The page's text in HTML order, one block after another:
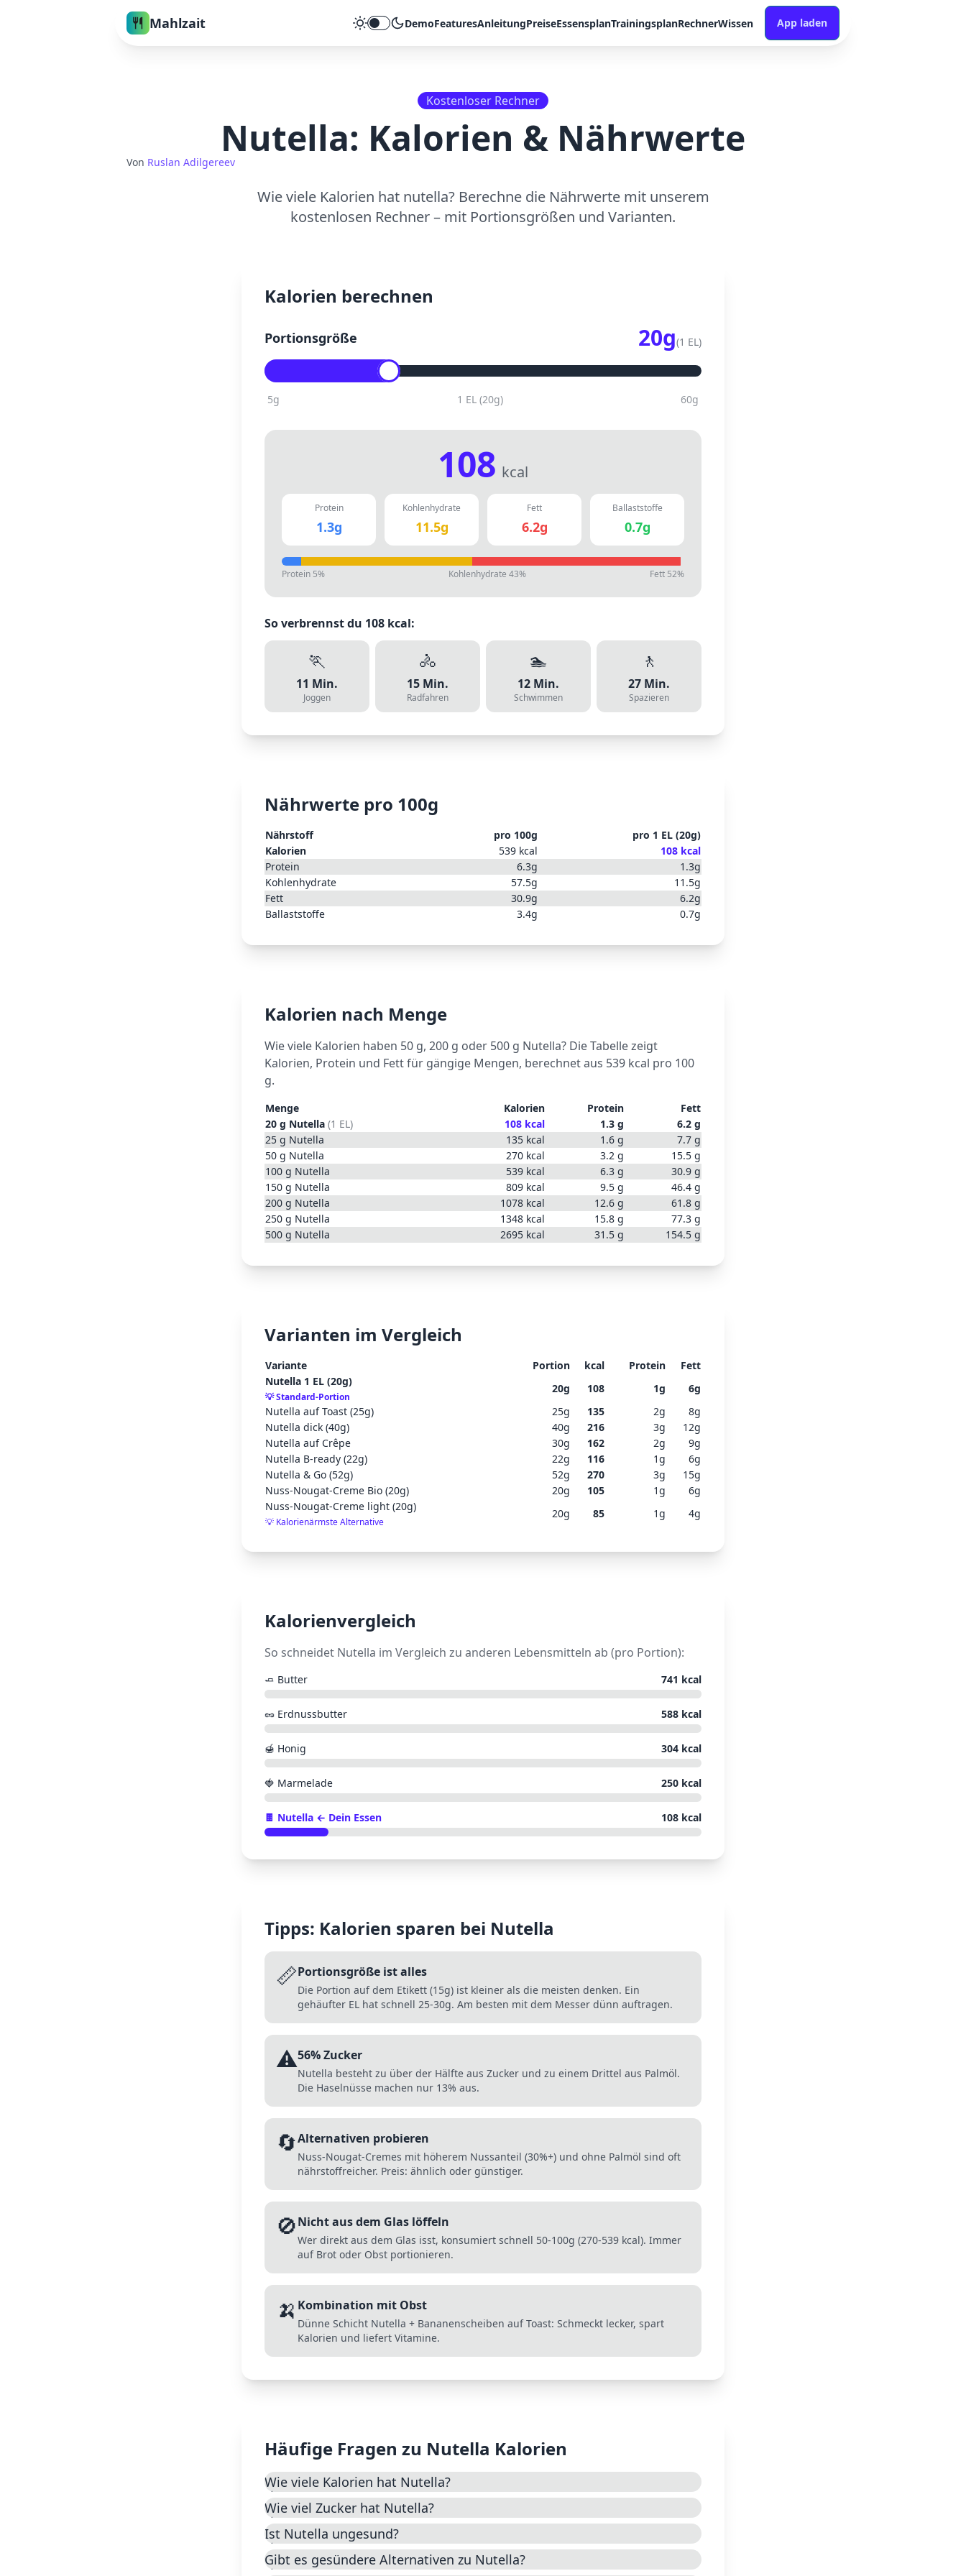
Mahlzait Theme umschalten
DemoFeaturesAnleitungPreiseEssensplanTrainingsplanRechnerWissen App laden
Kostenloser Rechner
Nutella: Kalorien & Nährwerte
Von Ruslan Adilgereev
Wie viele Kalorien hat nutella? Berechne die Nährwerte mit unserem
kostenlosen Rechner – mit Portionsgrößen und Varianten.
Kalorien berechnen
Portionsgröße 20g(1 EL)
5g 1 EL (20g) 60g
108 kcal
Protein
1.3g
Kohlenhydrate
11.5g
Fett
6.2g
Ballaststoffe
0.7g
Protein 5% Kohlenhydrate 43% Fett 52%
So verbrennst du 108 kcal:
🏃
11 Min.
Joggen
🚴
15 Min.
Radfahren
🏊
12 Min.
Schwimmen
🚶
27 Min.
Spazieren
Nährwerte pro 100g
Nährstoff pro 100g pro 1 EL (20g)
Kalorien
539 kcal 108 kcal
Protein
6.3g 1.3g
Kohlenhydrate
57.5g 11.5g
Fett
30.9g 6.2g
Ballaststoffe
3.4g 0.7g
Kalorien nach Menge
Wie viele Kalorien haben 50 g, 200 g oder 500 g Nutella? Die Tabelle zeigt
Kalorien, Protein und Fett für gängige Mengen, berechnet aus 539 kcal pro 100
g.
Menge Kalorien Protein
Fett
20 g Nutella (1 EL) 108 kcal 1.3 g 6.2 g
25 g Nutella 135 kcal 1.6 g 7.7 g
50 g Nutella 270 kcal 3.2 g 15.5 g
100 g Nutella 539 kcal 6.3 g 30.9 g
150 g Nutella 809 kcal 9.5 g 46.4 g
200 g Nutella 1078 kcal 12.6 g 61.8 g
250 g Nutella 1348 kcal 15.8 g 77.3 g
500 g Nutella 2695 kcal 31.5 g 154.5 g
Varianten im Vergleich
Variante Portion kcal Protein
Fett
Nutella 1 EL (20g)
💡Standard-Portion
20g 108 1g 6g
Nutella auf Toast (25g)
25g 135 2g 8g
Nutella dick (40g)
40g 216 3g 12g
Nutella auf Crêpe
30g 162 2g 9g
Nutella B-ready (22g)
22g 116 1g 6g
Nutella & Go (52g)
52g 270 3g 15g
Nuss-Nougat-Creme Bio (20g)
20g 105 1g 6g
Nuss-Nougat-Creme light (20g)
💡 Kalorienärmste Alternative
20g 85 1g 4g
Kalorienvergleich
So schneidet Nutella im Vergleich zu anderen Lebensmitteln ab (pro Portion):
🧈 Butter 741 kcal
🥜 Erdnussbutter 588 kcal
🍯 Honig 304 kcal
🍓 Marmelade 250 kcal
🍫 Nutella ← Dein Essen 108 kcal
Tipps: Kalorien sparen bei Nutella
📏Portionsgröße ist alles
Die Portion auf dem Etikett (15g) ist kleiner als die meisten denken. Ein
gehäufter EL hat schnell 25-30g. Am besten mit dem Messer dünn auftragen.
⚠️56% Zucker
Nutella besteht zu über der Hälfte aus Zucker und zu einem Drittel aus Palmöl.
Die Haselnüsse machen nur 13% aus.
🔄Alternativen probieren
Nuss-Nougat-Cremes mit höherem Nussanteil (30%+) und ohne Palmöl sind oft
nährstoffreicher. Preis: ähnlich oder günstiger.
🚫Nicht aus dem Glas löffeln
Wer direkt aus dem Glas isst, konsumiert schnell 50-100g (270-539 kcal). Immer
auf Brot oder Obst portionieren.
🍌 Kombination mit Obst
Dünne Schicht Nutella + Bananenscheiben auf Toast: Schmeckt lecker, spart
Kalorien und liefert Vitamine.
Häufige Fragen zu Nutella Kalorien
Wie viele Kalorien hat Nutella?
Wie viel Zucker hat Nutella?
Ist Nutella ungesund?
Gibt es gesündere Alternativen zu Nutella?